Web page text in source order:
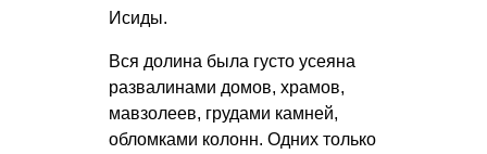
Исиды.
Вся долина была густо усеяна
развалинами домов, храмов,
мавзолеев, грудами камней,
обломками колонн. Одних только